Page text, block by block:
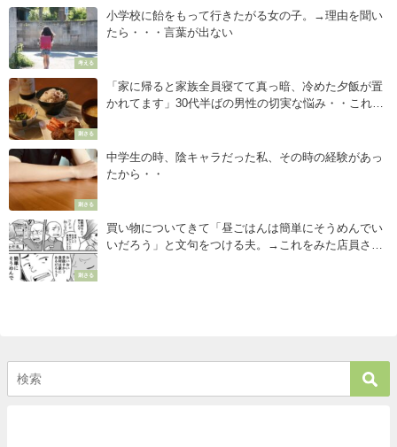
考える
小学校に飴をもって行きたがる女の子。→理由を聞い
たら・・・言葉が出ない
刺さる
「家に帰ると家族全員寝てて真っ暗、冷めた夕飯が置
かれてます」30代半ばの男性の切実な悩み・・これっ
刺さる
中学生の時、陰キャラだった私、その時の経験があっ
たから・・
刺さる
買い物についてきて「昼ごはんは簡単にそうめんでい
いだろう」と文句をつける夫。→これをみた店員さん